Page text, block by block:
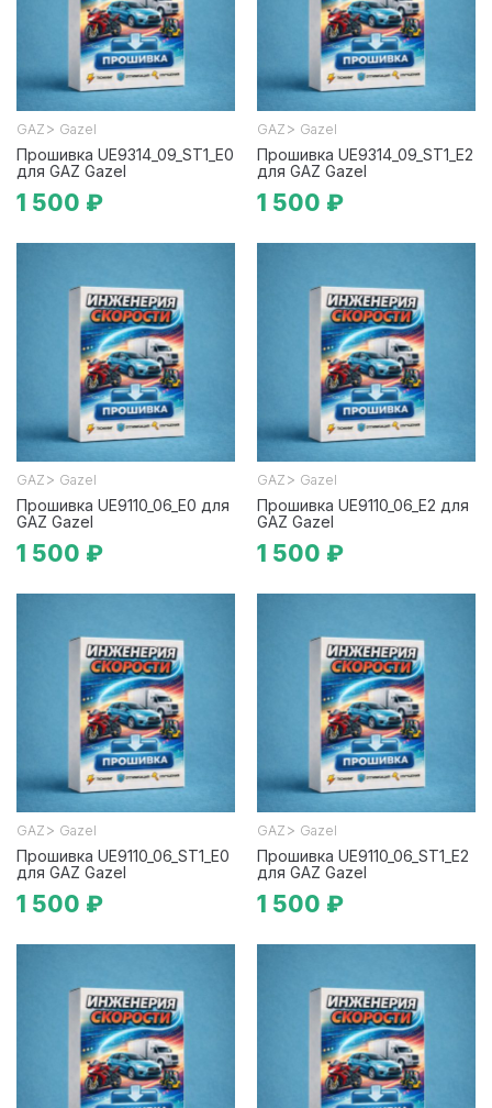
GAZ > Gazel
Прошивка UE9314_09_ST1_E0
для GAZ Gazel
1 500 ₽
GAZ > Gazel
Прошивка UE9314_09_ST1_E2
для GAZ Gazel
1 500 ₽
GAZ > Gazel
Прошивка UE9110_06_E0 для
GAZ Gazel
1 500 ₽
GAZ > Gazel
Прошивка UE9110_06_E2 для
GAZ Gazel
1 500 ₽
GAZ > Gazel
Прошивка UE9110_06_ST1_E0
для GAZ Gazel
1 500 ₽
GAZ > Gazel
Прошивка UE9110_06_ST1_E2
для GAZ Gazel
1 500 ₽